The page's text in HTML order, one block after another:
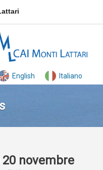
English Italiano
novembre